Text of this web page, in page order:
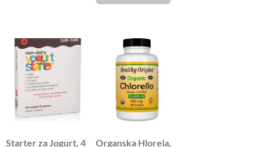
Starter za Jogurt, 4
Organska Hlorela,